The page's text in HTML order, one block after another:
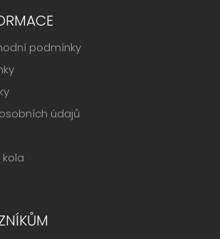
podmínky
údajů